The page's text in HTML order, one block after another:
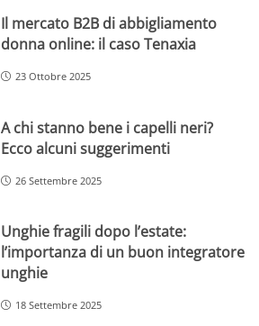
Il mercato B2B di abbigliamento
donna online: il caso Tenaxia
23 Ottobre 2025
A chi stanno bene i capelli neri?
Ecco alcuni suggerimenti
26 Settembre 2025
Unghie fragili dopo l’estate:
l’importanza di un buon integratore
unghie
18 Settembre 2025